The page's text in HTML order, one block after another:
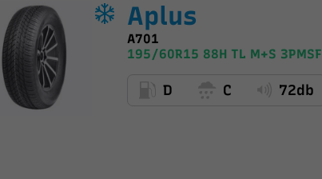
Aplus
A701
195/60R15 88H TL M+S 3PMSF
D C 72db